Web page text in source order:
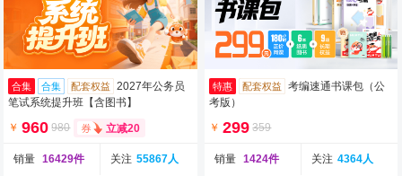
合集 合集 配套权益
2027年公务员
笔试系统提升班【含图书】
￥ 960 980 立减20
销量 16429件 关注 55867人
特惠 配套权益
考编速通书课包（公
考版）
￥ 299 359
销量 1424件 关注 4364人